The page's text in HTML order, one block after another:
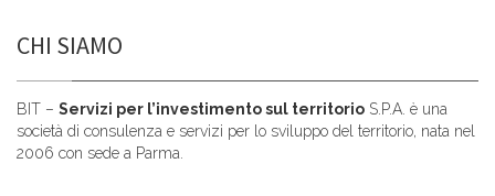
CHI SIAMO
BIT – Servizi per l’investimento sul territorio S.P.A. è una
società di consulenza e servizi per lo sviluppo del territorio, nata nel
2006 con sede a Parma.